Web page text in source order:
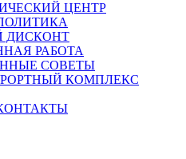
ЦЕНТР
ДИСКОНТ
РАБОТА
СОВЕТЫ
КОМПЛЕКС